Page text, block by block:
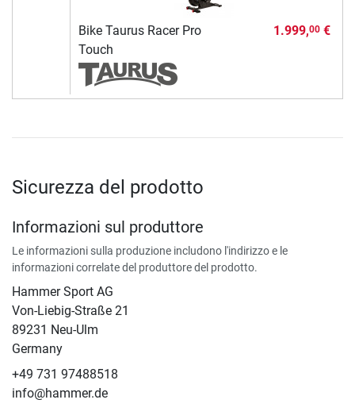
Bike Taurus Racer Pro
Touch
1.999,00€
Sicurezza del prodotto
Informazioni sul produttore
Le informazioni sulla produzione includono l'indirizzo e le
informazioni correlate del produttore del prodotto.
Hammer Sport AG
Von-Liebig-Straße 21
89231 Neu-Ulm
Germany
+49 731 97488518
info@hammer.de